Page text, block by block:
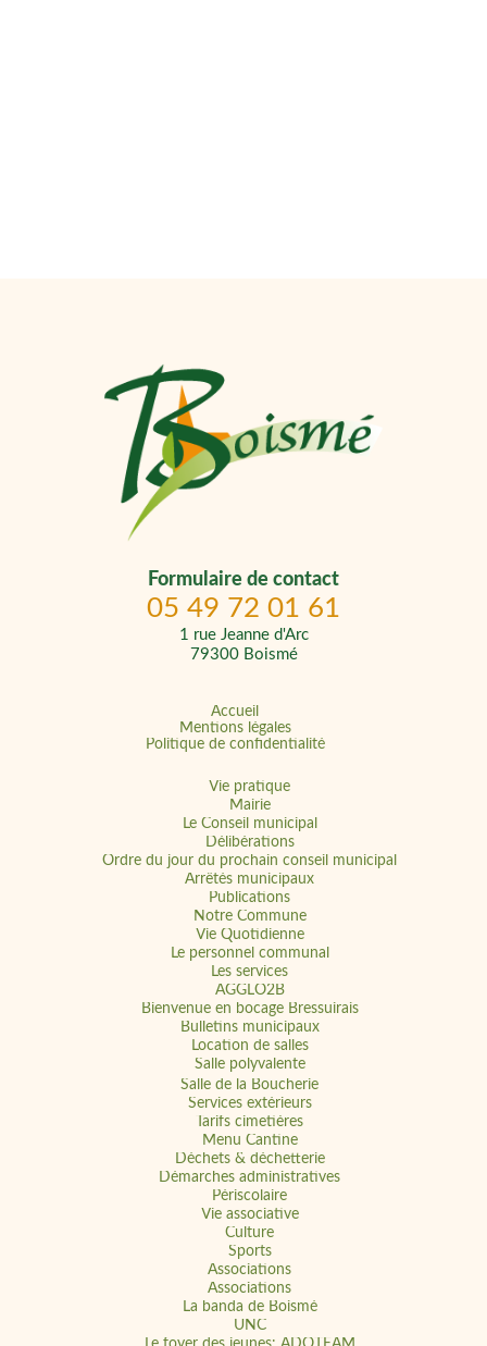
Formulaire de contact
05 49 72 01 61
1 rue Jeanne d'Arc
79300 Boismé
Accueil
Mentions légales
Politique de confidentialité
Vie pratique
Mairie
Le Conseil municipal
Délibérations
Ordre du jour du prochain conseil municipal
Arrêtés municipaux
Publications
Notre Commune
Vie Quotidienne
Le personnel communal
Les services
AGGLO2B
Bienvenue en bocage Bressuirais
Bulletins municipaux
Location de salles
Salle polyvalente
Salle de la Boucherie
Services extérieurs
Tarifs cimetières
Menu Cantine
Déchets & déchetterie
Démarches administratives
Périscolaire
Vie associative
Culture
Sports
Associations
Associations
La banda de Boismé
UNC